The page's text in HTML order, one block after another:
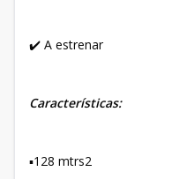
✔️ A estrenar
Características:
▪️128 mtrs2